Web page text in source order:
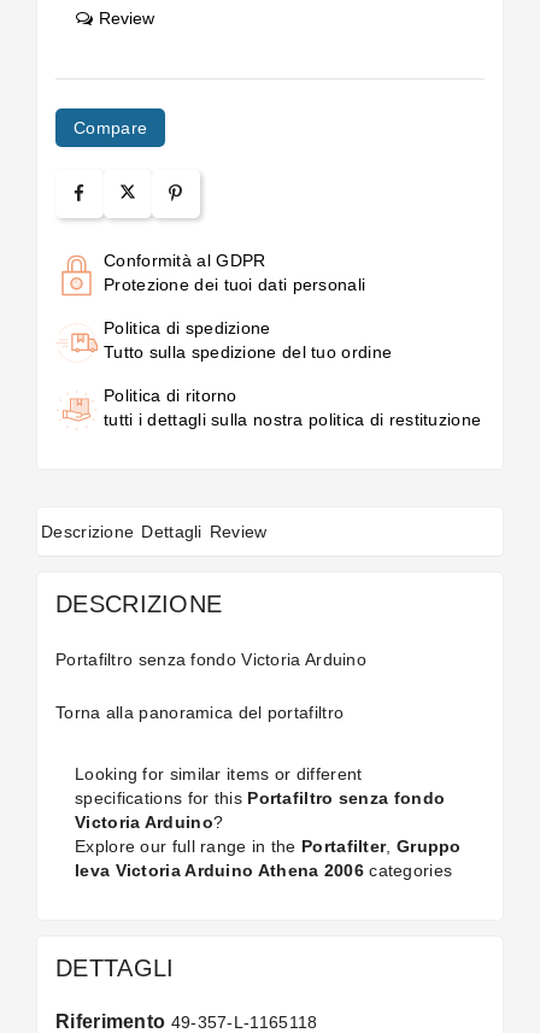
Review
Compare
Conformità al GDPR
Protezione dei tuoi dati personali
Politica di spedizione
Tutto sulla spedizione del tuo ordine
Politica di ritorno
tutti i dettagli sulla nostra politica di restituzione
Descrizione Dettagli Review
DESCRIZIONE
Portafiltro senza fondo Victoria Arduino
Torna alla panoramica del portafiltro
Looking for similar items or different
specifications for this Portafiltro senza fondo
Victoria Arduino?
Explore our full range in the Portafilter, Gruppo
leva Victoria Arduino Athena 2006categories
DETTAGLI
Riferimento 49-357-L-1165118